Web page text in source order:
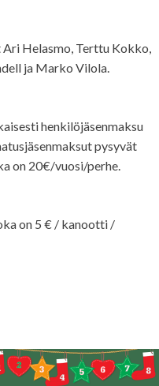
Ari Helasmo, Terttu Kokko,
ja Marko Vilola.
henkilöjäsenmaksu
pysyvät
on 20€/vuosi/perhe.
on 5 € / kanootti /